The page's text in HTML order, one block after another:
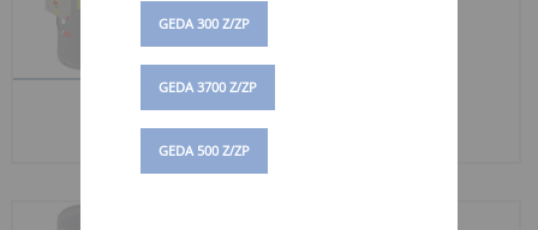
GEDA 300 Z/ZP
GEDA 3700 Z/ZP
GEDA 500 Z/ZP
N° d'art. 01085
levage [...]